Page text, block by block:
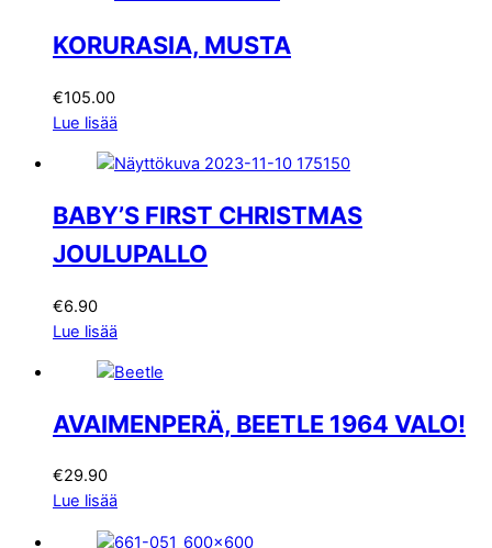
KORURASIA, MUSTA
€105.00
Lue lisää
BABY’S FIRST CHRISTMAS
JOULUPALLO
€6.90
Lue lisää
AVAIMENPERÄ, BEETLE 1964 VALO!
€29.90
Lue lisää